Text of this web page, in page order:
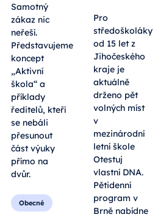
Samotný
zákaz nic
neřeší.
Představujeme
koncept
„Aktivní
škola“ a
příklady
ředitelů, kteří
se nebáli
přesunout
část výuky
přímo na
dvůr.
Obecné
Pro
středoškoláky
od 15 let z
Jihočeského
kraje je
aktuálně
drženo pět
volných míst
v
mezinárodní
letní škole
Otestuj
vlastní DNA.
Pětidenní
program v
Brně nabídne